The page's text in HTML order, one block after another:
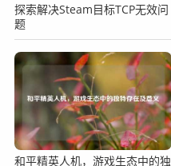
探索解决Steam目标TCP无效问
题
和平精英人机，游戏生态中的独